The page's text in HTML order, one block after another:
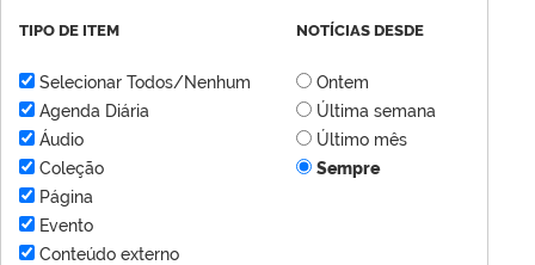
TIPO DE ITEM
Selecionar Todos/Nenhum
Agenda Diária
Áudio
Coleção
Página
Evento
Conteúdo externo
NOTÍCIAS DESDE
Ontem
Última semana
Último mês
Sempre